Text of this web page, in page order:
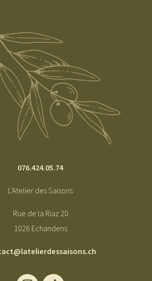
076.424.05.74
L’Atelier des Saisons
Rue de la Riaz 20
1026 Echandens